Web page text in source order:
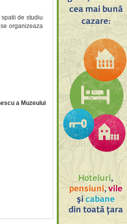
de studiu
organizeaza
a Muzeului